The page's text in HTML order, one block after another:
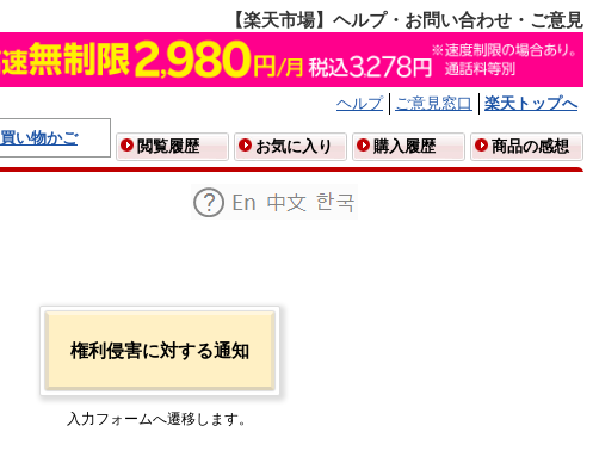
【楽天市場】ヘルプ・お問い合わせ・ご意見
ヘルプ ご意見窓口
楽天トップへ
買い物かご
閲覧履歴 お気に入り 購入履歴 商品の感想
権利侵害に対する通知
入力フォームへ遷移します。